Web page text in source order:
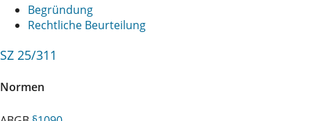
Begründung
Rechtliche Beurteilung
SZ 25/311
Normen